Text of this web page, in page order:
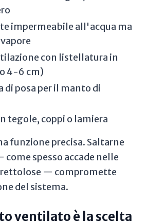
impermeabile all'acqua ma
con listellatura in
4-6 cm)
posa per il manto di
tegole, coppi o lamiera
funzione precisa. Saltarne
spesso accade nelle
— compromette
del sistema.
ventilato è la scelta